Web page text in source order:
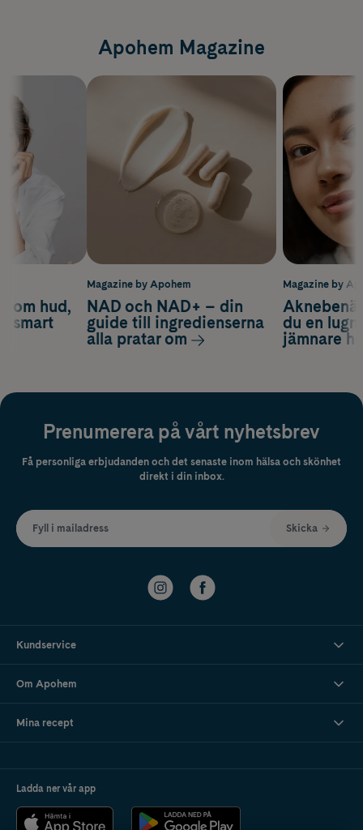
Apohem Magazine
Magazine by
du en
jämnare
om hud,
smart
Magazine by Apohem
NAD och NAD+ – din
guide till ingredienserna
alla pratar om
Prenumerera på vårt nyhetsbrev
Få personliga erbjudanden och det senaste inom hälsa och skönhet
direkt i din inbox.
Fyll i mailadress Skicka
Kundservice
Om Apohem
Mina recept
Ladda ner vår app